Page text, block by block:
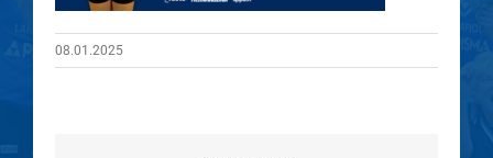
08.01.2025